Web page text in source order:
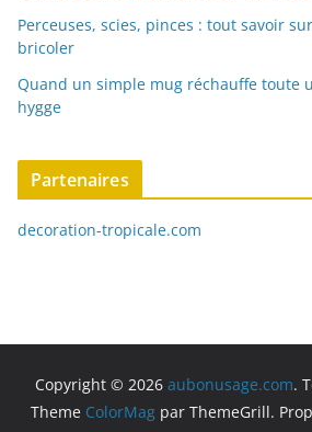
Perceuses, scies, pinces : tout savoir
bricoler
Quand un simple mug réchauffe toute
hygge
Partenaires
decoration-tropicale.com
Copyright © 2026 aubonusage.com.
Theme ColorMagpar ThemeGrill.